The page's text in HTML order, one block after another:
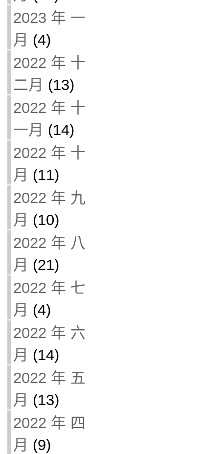
2023 年 一
月 (4)
2022 年 十
二月 (13)
2022 年 十
一月 (14)
2022 年 十
月 (11)
2022 年 九
月 (10)
2022 年 八
月 (21)
2022 年 七
月 (4)
2022 年 六
月 (14)
2022 年 五
月 (13)
2022 年 四
月 (9)